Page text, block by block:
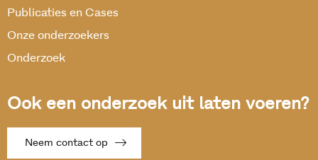
Publicaties en Cases
Onze onderzoekers
Onderzoek
Ook een onderzoek uit laten voeren?
Neem contact op